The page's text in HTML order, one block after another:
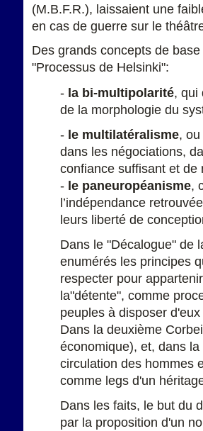
(M.B.F.R.), laissaient une
en cas de guerre sur le
Des grands concepts de
"Processus de Helsinki":
- la bi-multipolarité, qui
de la morphologie du
- le multilatéralisme,
dans les négociations,
confiance suffisant et de
- le paneuropéanisme,
l’indépendance
leurs liberté de
Dans le "Décalogue" de
enumérés les principes
respecter pour
la"détente", comme
peuples à disposer
Dans la deuxième
économique), et, dans
circulation des hommes
comme legs d'un
Dans les faits, le but du
par la proposition d'un